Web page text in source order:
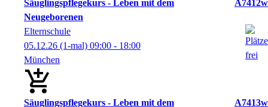
Säuglingspflegekurs - Leben mit dem
Neugeborenen
A7412w
Elternschule
05.12.26 (1-mal) 09:00 - 18:00
München
Säuglingspflegekurs - Leben mit dem A7413w